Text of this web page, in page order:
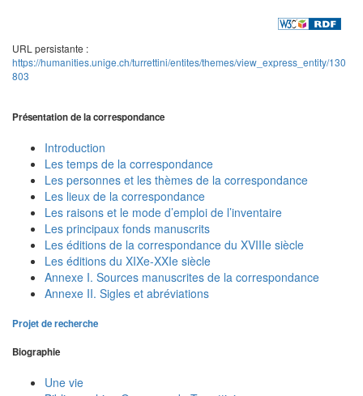
URL persistante :
https://humanities.unige.ch/turrettini/entites/themes/view_express_entity/130
803
Présentation de la correspondance
Introduction
Les temps de la correspondance
Les personnes et les thèmes de la correspondance
Les lieux de la correspondance
Les raisons et le mode d’emploi de l’inventaire
Les principaux fonds manuscrits
Les éditions de la correspondance du XVIIIe siècle
Les éditions du XIXe-XXIe siècle
Annexe I. Sources manuscrites de la correspondance
Annexe II. Sigles et abréviations
Projet de recherche
Biographie
Une vie